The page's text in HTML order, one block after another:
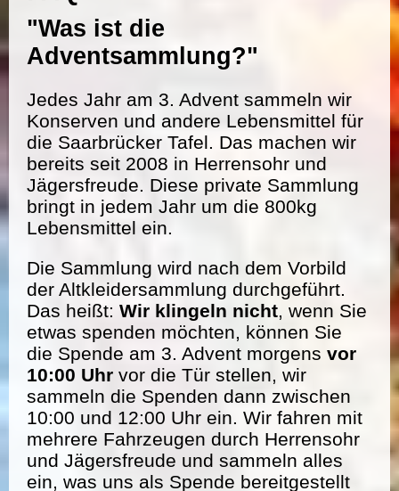
"Was ist die
Adventsammlung?"
Jedes Jahr am 3. Advent sammeln wir
Konserven und andere Lebensmittel für
die Saarbrücker Tafel. Das machen wir
bereits seit 2008 in Herrensohr und
Jägersfreude. Diese private Sammlung
bringt in jedem Jahr um die 800kg
Lebensmittel ein.
Die Sammlung wird nach dem Vorbild
der Altkleidersammlung durchgeführt.
Das heißt: Wir klingeln nicht, wenn Sie
etwas spenden möchten, können Sie
die Spende am 3. Advent morgens vor
10:00 Uhr vor die Tür stellen, wir
sammeln die Spenden dann zwischen
10:00 und 12:00 Uhr ein. Wir fahren mit
mehrere Fahrzeugen durch Herrensohr
und Jägersfreude und sammeln alles
ein, was uns als Spende bereitgestellt